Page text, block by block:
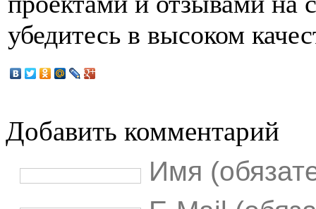
убедитесь в высоком
Добавить комментарий
Имя